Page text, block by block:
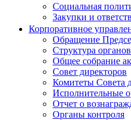
Социальная
Закупки и
Корпоративное
Обращение
Структура
Общее собрание
Совет директоров
Комитеты Совета
Исполнительные
Отчет о
Органы контроля